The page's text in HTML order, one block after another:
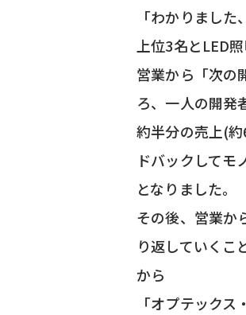
「わかりまし
上位3名とLED
営業から「次の
ろ、一人の開発
約半分の売上(
ドバックして
となりました。
その後、営業か
り返していくこ
から
「オプテック